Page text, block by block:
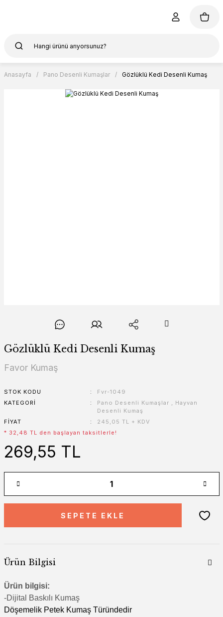
Anasayfa Pano Desenli Kumaşlar Gözlüklü Kedi Desenli Kumaş
Gözlüklü Kedi Desenli Kumaş
Favor Kumaş
STOK KODU
Fvr-1049
KATEGORI
Pano Desenli Kumaşlar , Hayvan
Desenli Kumaş
FIYAT
245,05 TL + KDV
* 32,48 TL den başlayan taksitlerle!
269,55 TL
SEPETE EKLE
Ürün Bilgisi
Ürün bilgisi:
-Dijital Baskılı Kumaş
Döşemelik Petek Kumaş Türündedir